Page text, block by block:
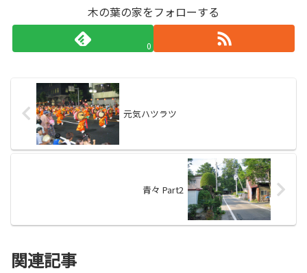
木の葉の家をフォローする
0
元気ハツラツ
青々 Part2
関連記事